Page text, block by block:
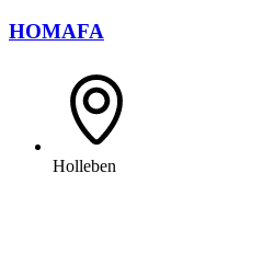
HOMAFA
Holleben